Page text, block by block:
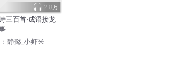
2.8万
三百首·成语接龙
静懿_小虾米